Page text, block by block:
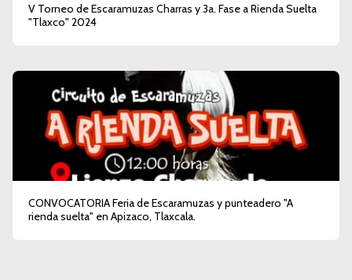
V Torneo de Escaramuzas Charras y 3a. Fase a Rienda Suelta
"Tlaxco" 2024
CONVOCATORIA Feria de Escaramuzas y punteadero "A
rienda suelta" en Apizaco, Tlaxcala.